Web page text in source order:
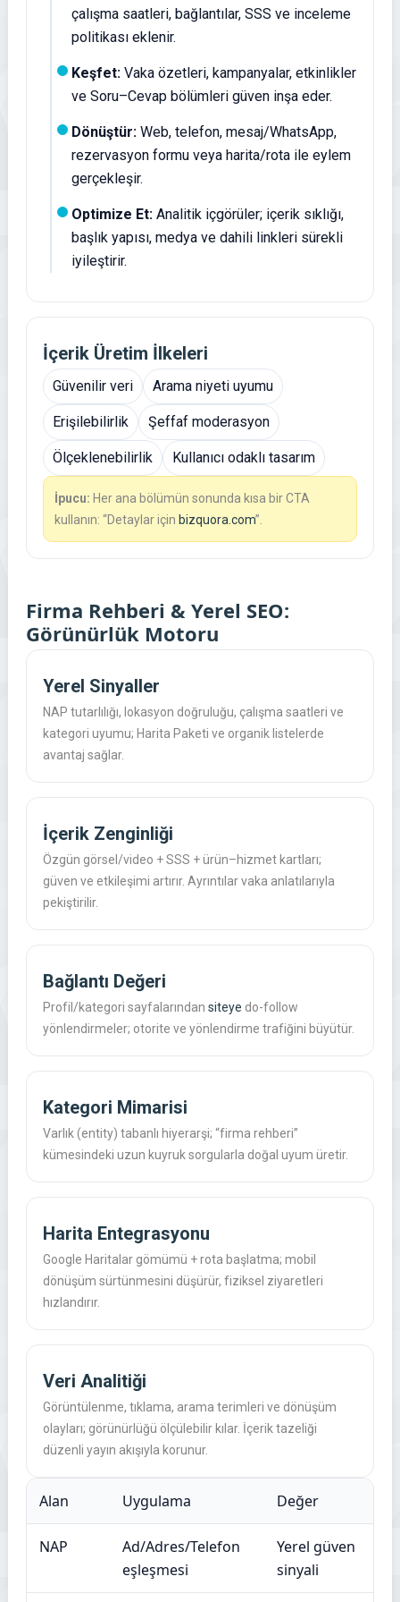
çalışma saatleri, bağlantılar, SSS ve inceleme
politikası eklenir.
Keşfet:Vaka özetleri, kampanyalar, etkinlikler
ve Soru–Cevap bölümleri güven inşa eder.
Dönüştür:Web, telefon, mesaj/WhatsApp,
rezervasyon formu veya harita/rota ile eylem
gerçekleşir.
Optimize Et:Analitik içgörüler; içerik sıklığı,
başlık yapısı, medya ve dahili linkleri sürekli
iyileştirir.
İçerik Üretim İlkeleri
Güvenilir veri Arama niyeti uyumu
Erişilebilirlik Şeffaf moderasyon
Ölçeklenebilirlik Kullanıcı odaklı tasarım
İpucu: Her ana bölümün sonunda kısa bir CTA
kullanın: “Detaylar için bizquora.com”.
Firma Rehberi & Yerel SEO:
Görünürlük Motoru
Yerel Sinyaller
NAP tutarlılığı, lokasyon doğruluğu, çalışma saatleri ve
kategori uyumu; Harita Paketi ve organik listelerde
avantaj sağlar.
İçerik Zenginliği
Özgün görsel/video + SSS + ürün–hizmet kartları;
güven ve etkileşimi artırır. Ayrıntılar vaka anlatılarıyla
pekiştirilir.
Bağlantı Değeri
Profil/kategori sayfalarından siteye do-follow
yönlendirmeler; otorite ve yönlendirme trafiğini büyütür.
Kategori Mimarisi
Varlık (entity) tabanlı hiyerarşi; “firma rehberi”
kümesindeki uzun kuyruk sorgularla doğal uyum üretir.
Harita Entegrasyonu
Google Haritalar gömümü + rota başlatma; mobil
dönüşüm sürtünmesini düşürür, fiziksel ziyaretleri
hızlandırır.
Veri Analitiği
Görüntülenme, tıklama, arama terimleri ve dönüşüm
olayları; görünürlüğü ölçülebilir kılar. İçerik tazeliği
düzenli yayın akışıyla korunur.
Alan Uygulama Değer
NAP
Ad/Adres/Telefon
eşleşmesi
Yerel güven
sinyali